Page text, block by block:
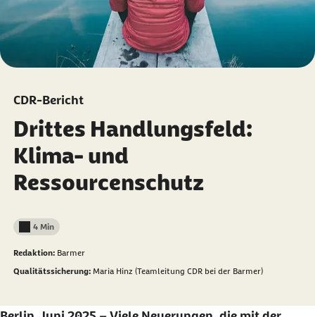
CDR-Bericht
Drittes Handlungsfeld:
Klima- und
Ressourcenschutz
Lesedauer weniger als
4 Min
Redaktion: Barmer
Qualitätssicherung: Maria Hinz (Teamleitung CDR bei der Barmer)